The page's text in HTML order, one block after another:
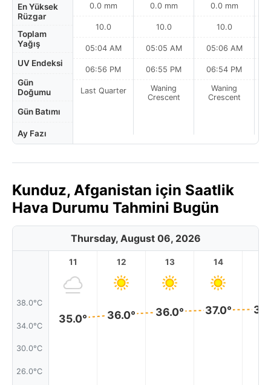
En Yüksek
Rüzgar
Toplam
Yağış
UV Endeksi
Gün
Doğumu
Gün Batımı
Ay Fazı
0.0 mm
10.0
05:04 AM
06:56 PM
Last Quarter
0.0 mm
10.0
05:05 AM
06:55 PM
Waning
Crescent
0.0 mm
10.0
05:06 AM
06:54 PM
Waning
Crescent
Kunduz, Afganistan için Saatlik
Hava Durumu Tahmini Bugün
Thursday, August 06, 2026
38.0°C
34.0°C
30.0°C
26.0°C
11
35.0°
12
36.0°
13
36.0°
14
37.0°